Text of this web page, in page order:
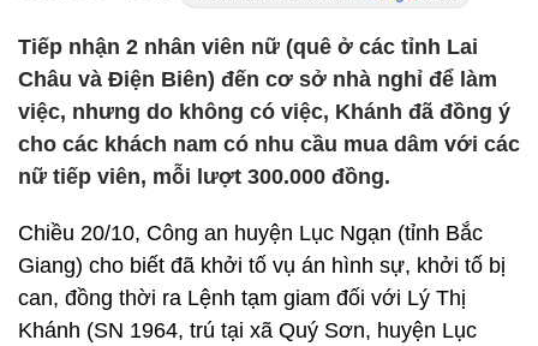
Tiếp nhận 2 nhân viên nữ (quê ở các tỉnh Lai
Châu và Điện Biên) đến cơ sở nhà nghỉ để làm
việc, nhưng do không có việc, Khánh đã đồng ý
cho các khách nam có nhu cầu mua dâm với các
nữ tiếp viên, mỗi lượt 300.000 đồng.
Chiều 20/10, Công an huyện Lục Ngạn (tỉnh Bắc
Giang) cho biết đã khởi tố vụ án hình sự, khởi tố bị
can, đồng thời ra Lệnh tạm giam đối với Lý Thị
Khánh (SN 1964, trú tại xã Quý Sơn, huyện Lục